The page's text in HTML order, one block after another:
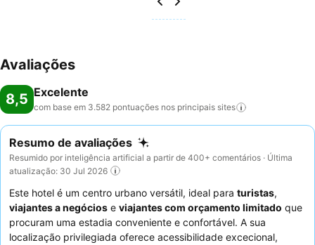
Avaliações
8,5 Excelente
com base em 3.582 pontuações nos principais sites
Resumo de avaliações
Resumido por inteligência artificial a partir de 400+ comentários · Última
atualização: 30 Jul 2026
Este hotel é um centro urbano versátil, ideal para turistas,
viajantes a negócios e viajantes com orçamento limitado que
procuram uma estadia conveniente e confortável. A sua
localização privilegiada oferece acessibilidade excecional,